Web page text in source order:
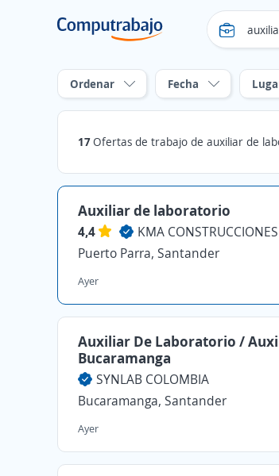
Ordenar Fecha
17Ofertas de trabajo de auxiliar de laboratorio en
Auxiliar de laboratorio
4,4
KMA
Puerto Parra, Santander
Ayer
Auxiliar De Laboratorio /
Bucaramanga
SYNLAB COLOMBIA
Bucaramanga, Santander
Ayer